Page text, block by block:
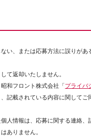
い、または応募方法に誤りがあ
て返却いたしません。
和フロント株式会社「 プライバ
記載されている内容に関してご
人情報は、応募に関する連絡、
ありません。